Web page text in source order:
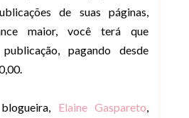
de suas páginas,
maior, você terá que
pagando desde
Elaine Gaspareto